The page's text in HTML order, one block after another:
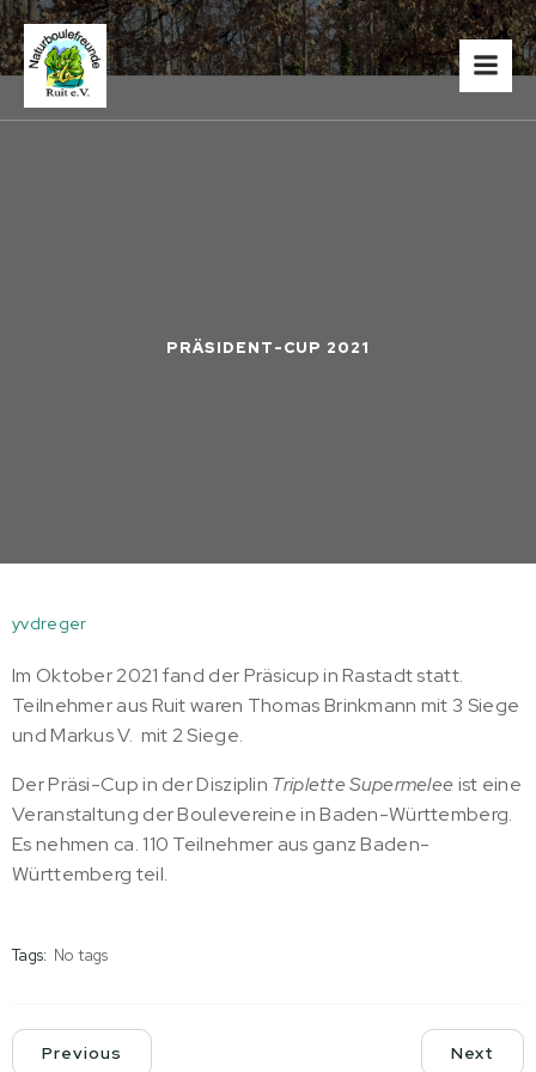
PRÄSIDENT-CUP 2021
yvdreger
Im Oktober 2021 fand der Präsicup in Rastadt statt.
Teilnehmer aus Ruit waren Thomas Brinkmann mit 3 Siege
und Markus V. mit 2 Siege.
Der Präsi-Cup in der Disziplin Triplette Supermeleeist eine
Veranstaltung der Boulevereine in Baden-Württemberg.
Es nehmen ca. 110 Teilnehmer aus ganz Baden-
Württemberg teil.
Tags: No tags
Previous Next